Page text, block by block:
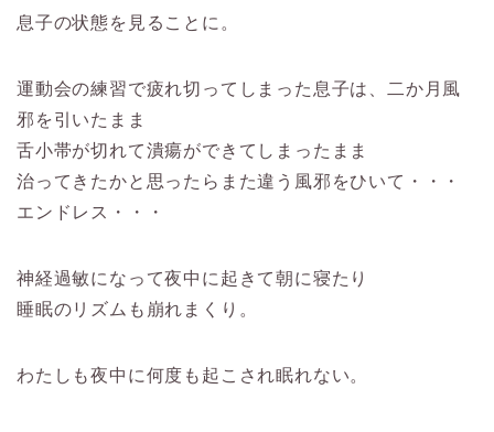
息子の状態を見ることに。
運動会の練習で疲れ切ってしまった息子は、二か月風
邪を引いたまま
舌小帯が切れて潰瘍ができてしまったまま
治ってきたかと思ったらまた違う風邪をひいて・・・
エンドレス・・・
神経過敏になって夜中に起きて朝に寝たり
睡眠のリズムも崩れまくり。
わたしも夜中に何度も起こされ眠れない。